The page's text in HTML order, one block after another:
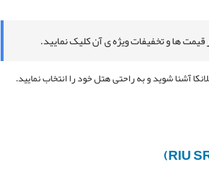
قیمت ها و تخفیفات ویژه ی آن کلیک نمایید.
آشنا شوید و به راحتی هتل خود را انتخاب نمایید.